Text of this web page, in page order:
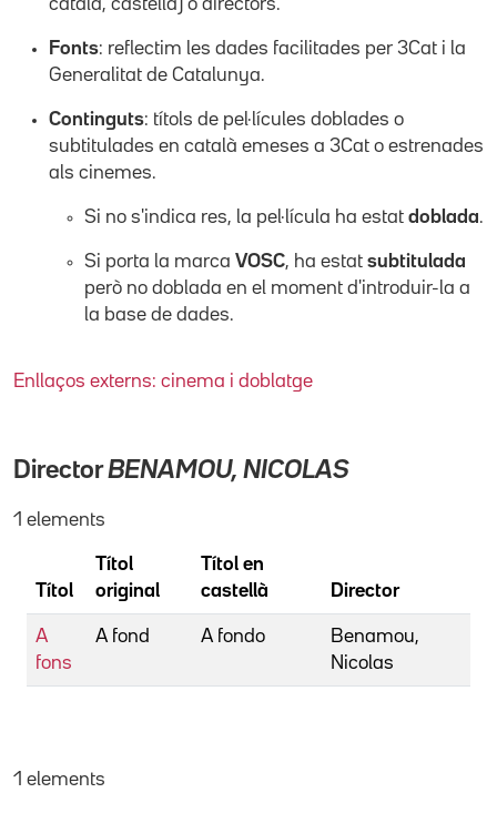
català, castellà) o directors.
Fonts: reflectim les dades facilitades per 3Cat i la
Generalitat de Catalunya.
Continguts: títols de pel·lícules doblades o
subtitulades en català emeses a 3Cat o estrenades
als cinemes.
Si no s'indica res, la pel·lícula ha estat doblada.
Si porta la marca VOSC, ha estat subtitulada
però no doblada en el moment d'introduir-la a
la base de dades.
Enllaços externs: cinema i doblatge
DirectorBENAMOU, NICOLAS
1 elements
Títol
Títol
original
Títol en
castellà
Director
A
fons
A fond A fondo
Benamou,
Nicolas
1 elements